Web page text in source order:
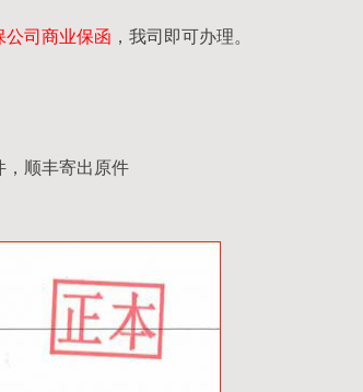
公司商业保函 ，我司即可办理。
，顺丰寄出原件